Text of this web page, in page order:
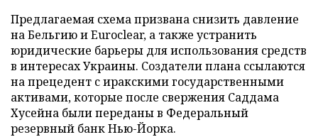
Предлагаемая схема призвана снизить давление
на Бельгию и Euroclear, а также устранить
юридические барьеры для использования средств
в интересах Украины. Создатели плана ссылаются
на прецедент с иракскими государственными
активами, которые после свержения Саддама
Хусейна были переданы в Федеральный
резервный банк Нью-Йорка.